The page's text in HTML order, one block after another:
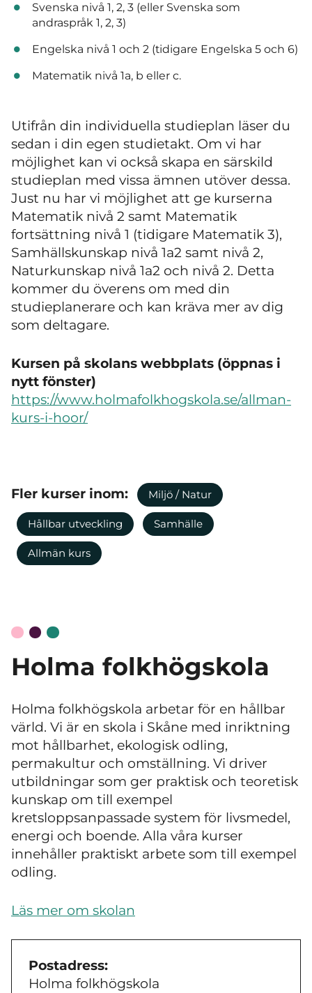
Svenska nivå 1, 2, 3 (eller Svenska som
andraspråk 1, 2, 3)
Engelska nivå 1 och 2 (tidigare Engelska 5 och 6)
Matematik nivå 1a, b eller c.
Utifrån din individuella studieplan läser du
sedan i din egen studietakt. Om vi har
möjlighet kan vi också skapa en särskild
studieplan med vissa ämnen utöver dessa.
Just nu har vi möjlighet att ge kurserna
Matematik nivå 2 samt Matematik
fortsättning nivå 1 (tidigare Matematik 3),
Samhällskunskap nivå 1a2 samt nivå 2,
Naturkunskap nivå 1a2 och nivå 2. Detta
kommer du överens om med din
studieplanerare och kan kräva mer av dig
som deltagare.
Kursen på skolans webbplats (öppnas i
nytt fönster)
https://www.holmafolkhogskola.se/allman-
kurs-i-hoor/
Fler kurser inom: Miljö / Natur
Hållbar utveckling Samhälle
Allmän kurs
Holma folkhögskola
Holma folkhögskola arbetar för en hållbar
värld. Vi är en skola i Skåne med inriktning
mot hållbarhet, ekologisk odling,
permakultur och omställning. Vi driver
utbildningar som ger praktisk och teoretisk
kunskap om till exempel
kretsloppsanpassade system för livsmedel,
energi och boende. Alla våra kurser
innehåller praktiskt arbete som till exempel
odling.
Läs mer om skolan
Postadress:
Holma folkhögskola